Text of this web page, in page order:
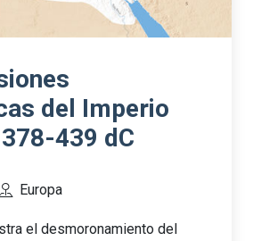
del Imperio
439 dC
Europa
el desmoronamiento del